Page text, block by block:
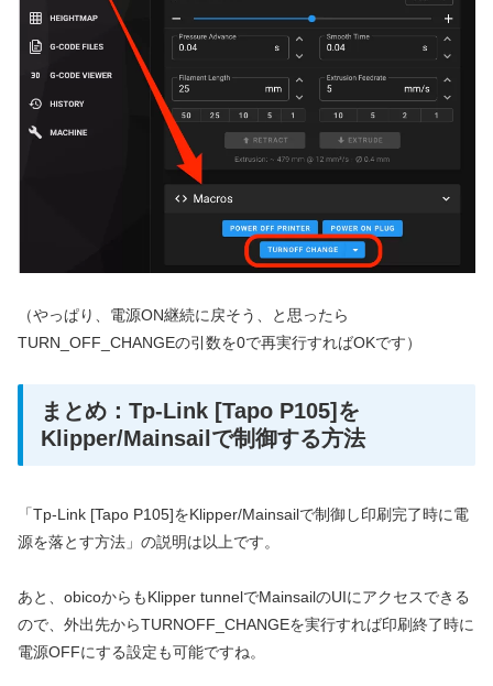
（やっぱり、電源ON継続に戻そう、と思ったら
TURN_OFF_CHANGEの引数を0で再実行すればOKです）
まとめ：Tp-Link [Tapo P105]を
Klipper/Mainsailで制御する方法
「Tp-Link [Tapo P105]をKlipper/Mainsailで制御し印刷完了時に電
源を落とす方法」の説明は以上です。
あと、obicoからもKlipper tunnelでMainsailのUIにアクセスできる
ので、外出先からTURNOFF_CHANGEを実行すれば印刷終了時に
電源OFFにする設定も可能ですね。